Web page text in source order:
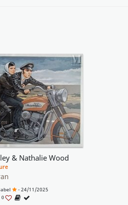
& Nathalie Wood
- 24/11/2025
0